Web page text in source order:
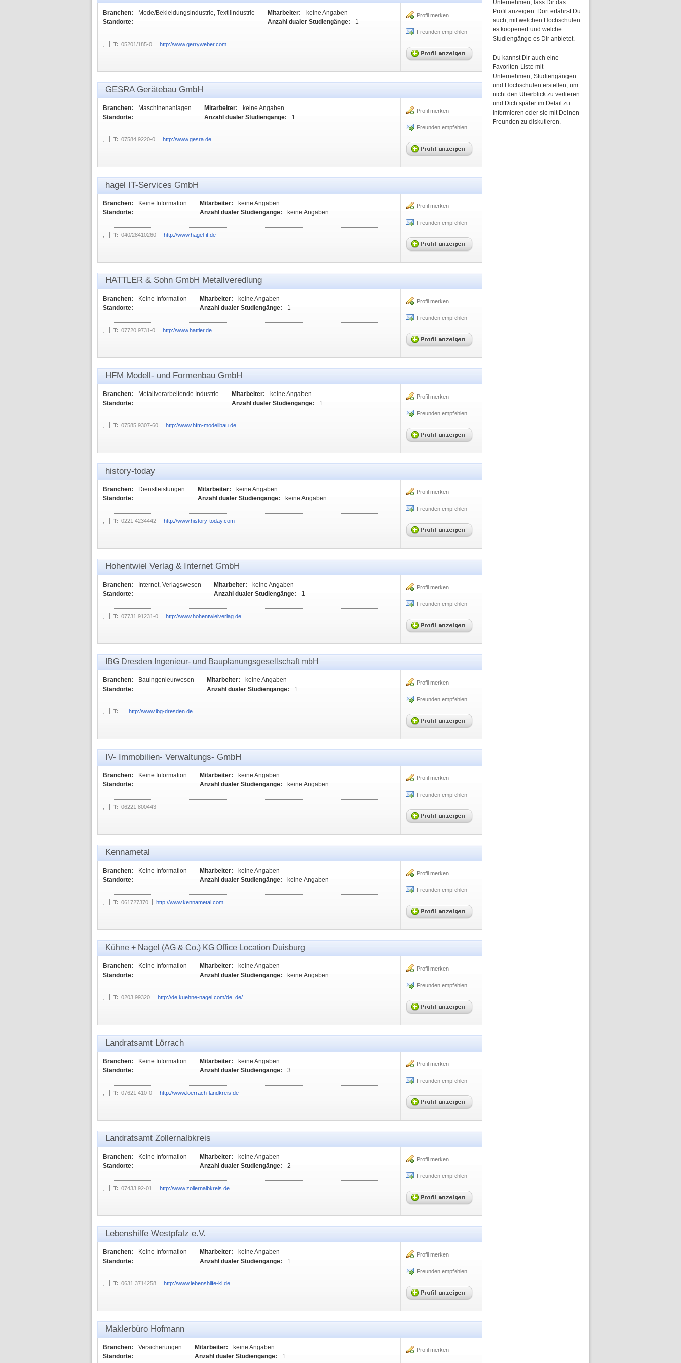
Branchen:
Mode/Bekleidungsindustrie, Textilindustrie
Standorte:
Mitarbeiter:
keine Angaben
Anzahl dualer Studiengänge:
1
T: 05201/185-0 http://www.gerryweber.com
Profil merken
Freunden empfehlen
GESRA Gerätebau GmbH
Branchen:
Maschinenanlagen
Standorte:
Mitarbeiter:
keine Angaben
Anzahl dualer Studiengänge:
1
T: 07584 9220-0 http://www.gesra.de
Profil merken
Freunden empfehlen
hagel IT-Services GmbH
Branchen:
Keine Information
Standorte:
Mitarbeiter:
keine Angaben
Anzahl dualer Studiengänge:
keine Angaben
T: 040/28410260 http://www.hagel-it.de
Profil merken
Freunden empfehlen
HATTLER & Sohn GmbH Metallveredlung
Branchen:
Keine Information
Standorte:
Mitarbeiter:
keine Angaben
Anzahl dualer Studiengänge:
1
T: 07720 9731-0 http://www.hattler.de
Profil merken
Freunden empfehlen
HFM Modell- und Formenbau GmbH
Branchen:
Metallverarbeitende Industrie
Standorte:
Mitarbeiter:
keine Angaben
Anzahl dualer Studiengänge:
1
T: 07585 9307-60 http://www.hfm-modellbau.de
Profil merken
Freunden empfehlen
history-today
Branchen:
Dienstleistungen
Standorte:
Mitarbeiter:
keine Angaben
Anzahl dualer Studiengänge:
keine Angaben
T: 0221 4234442 http://www.history-today.com
Profil merken
Freunden empfehlen
Hohentwiel Verlag & Internet GmbH
Branchen:
Internet, Verlagswesen
Standorte:
Mitarbeiter:
keine Angaben
Anzahl dualer Studiengänge:
1
T: 07731 91231-0 http://www.hohentwielverlag.de
Profil merken
Freunden empfehlen
IBG Dresden Ingenieur- und Bauplanungsgesellschaft mbH
Branchen:
Bauingenieurwesen
Standorte:
Mitarbeiter:
keine Angaben
Anzahl dualer Studiengänge:
1
T: http://www.ibg-dresden.de
Profil merken
Freunden empfehlen
IV- Immobilien- Verwaltungs- GmbH
Branchen:
Keine Information
Standorte:
Mitarbeiter:
keine Angaben
Anzahl dualer Studiengänge:
keine Angaben
T: 06221 800443
Profil merken
Freunden empfehlen
Kennametal
Branchen:
Keine Information
Standorte:
Mitarbeiter:
keine Angaben
Anzahl dualer Studiengänge:
keine Angaben
T: 061727370 http://www.kennametal.com
Profil merken
Freunden empfehlen
Kühne + Nagel (AG & Co.) KG Office Location Duisburg
Branchen:
Keine Information
Standorte:
Mitarbeiter:
keine Angaben
Anzahl dualer Studiengänge:
keine Angaben
T: 0203 99320 http://de.kuehne-nagel.com/de_de/
Profil merken
Freunden empfehlen
Landratsamt Lörrach
Branchen:
Keine Information
Standorte:
Mitarbeiter:
keine Angaben
Anzahl dualer Studiengänge:
3
T: 07621 410-0 http://www.loerrach-landkreis.de
Profil merken
Freunden empfehlen
Landratsamt Zollernalbkreis
Branchen:
Keine Information
Standorte:
Mitarbeiter:
keine Angaben
Anzahl dualer Studiengänge:
2
T: 07433 92-01 http://www.zollernalbkreis.de
Profil merken
Freunden empfehlen
Lebenshilfe Westpfalz e.V.
Branchen:
Keine Information
Standorte:
Mitarbeiter:
keine Angaben
Anzahl dualer Studiengänge:
1
T: 0631 3714258 http://www.lebenshilfe-kl.de
Profil merken
Freunden empfehlen
Maklerbüro Hofmann
Branchen:
Versicherungen
Standorte:
Mitarbeiter:
keine Angaben
Anzahl dualer Studiengänge:
1
Profil merken
Unternehmen, lass Dir das
Profil anzeigen. Dort erfährst Du
auch, mit welchen Hochschulen
es kooperiert und welche
Studiengänge es Dir anbietet.
Du kannst Dir auch eine
Favoriten-Liste mit
Unternehmen, Studiengängen
und Hochschulen erstellen, um
nicht den Überblick zu verlieren
und Dich später im Detail zu
informieren oder sie mit Deinen
Freunden zu diskutieren.